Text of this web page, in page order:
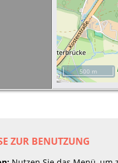
500 m
ZUR BENUTZUNG